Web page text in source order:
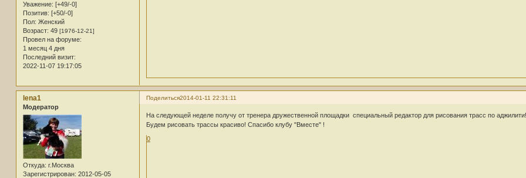
Уважение: [+49/-0]
Позитив: [+50/-0]
Пол: Женский
Возраст: 49 [1976-12-21]
Провел на форуме:
1 месяц 4 дня
Последний визит:
2022-11-07 19:17:05
Поделиться2014-01-11 22:31:11
lena1
Модератор
Откуда: г.Москва
Зарегистрирован: 2012-05-05
На следующей неделе получу от тренера дружественной площадки специальный редактор для рисования трасс по аджилити!
Будем рисовать трассы красиво! Спасибо клубу "Вместе" !
0